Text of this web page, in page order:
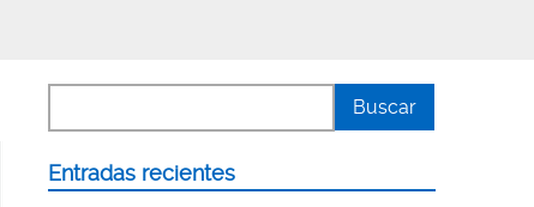
Entradas recientes